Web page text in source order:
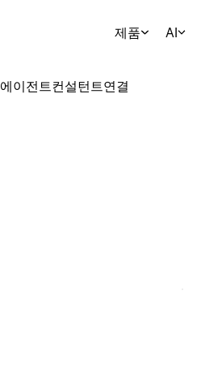
제품 AI
에이전트컨설턴트연결